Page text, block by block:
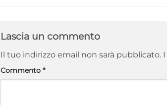
Lascia un commento
Il tuo indirizzo email non sarà pubblicato.
Commento *